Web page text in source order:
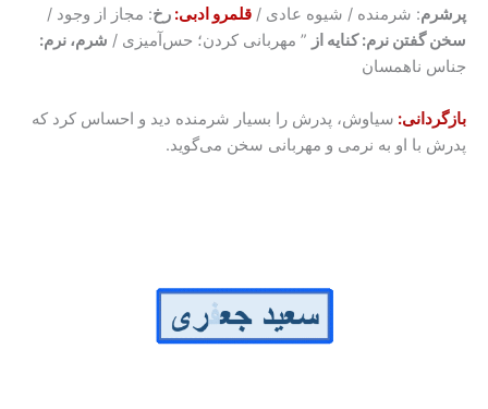
پرشرم: شرمنده / شیوه عادی / قلمرو ادبی: رخ: مجاز از وجود /
سخن گفتن نرم: کنایه از ” مهربانی کردن؛ حس‌آمیزی / شرم، نرم:
جناس ناهمسان
بازگردانی: سیاوش، پدرش را بسیار شرمنده دید و احساس کرد که
پدرش با او به نرمی و مهربانی سخن می‌گوید.